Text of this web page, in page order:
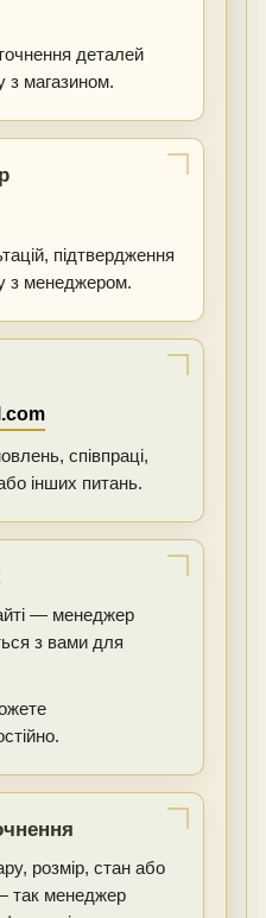
деталей
з магазином.
підтвердження
з менеджером.
співпраці,
інших питань.
— менеджер
з вами для
розмір, стан або
так менеджер